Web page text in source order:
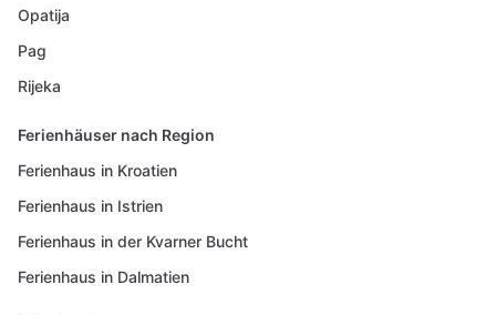
Opatija
Pag
Rijeka
Ferienhäuser nach Region
Ferienhaus in Kroatien
Ferienhaus in Istrien
Ferienhaus in der Kvarner Bucht
Ferienhaus in Dalmatien